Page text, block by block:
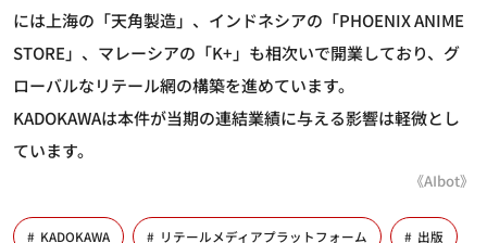
には上海の「天角製造」、インドネシアの「PHOENIX ANIME
STORE」、マレーシアの「K+」も相次いで開業しており、グ
ローバルなリテール網の構築を進めています。
KADOKAWAは本件が当期の連結業績に与える影響は軽微とし
ています。
《AIbot》
KADOKAWA リテールメディアプラットフォーム 出版